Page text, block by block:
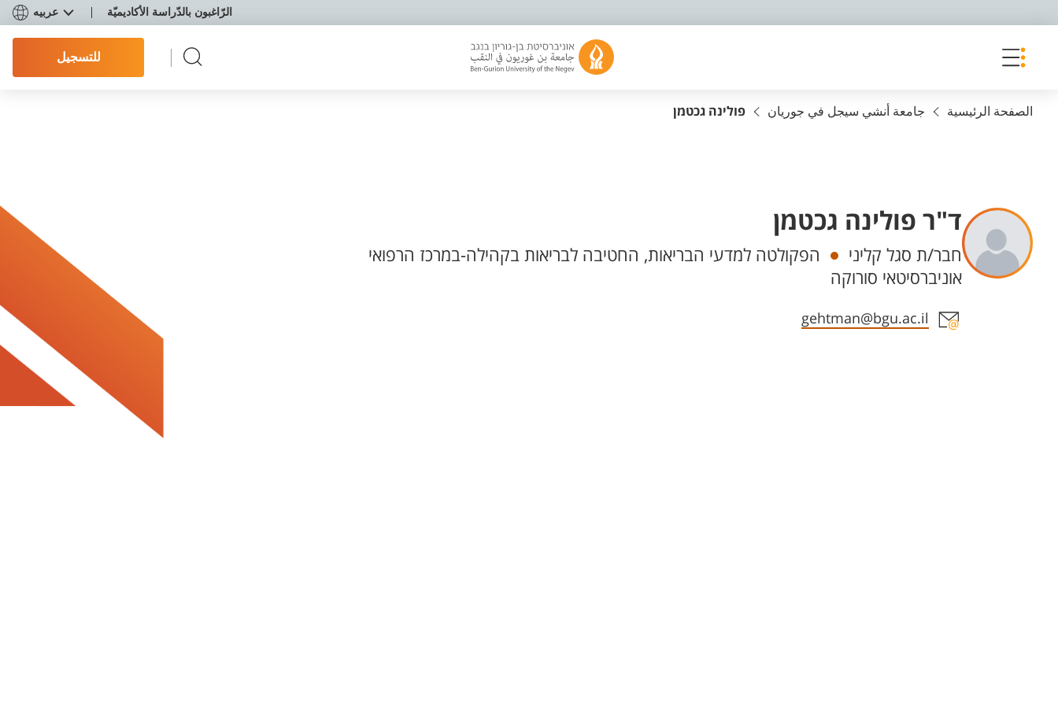
الرّاغبون بالدّراسة الأكاديميّة عربيه
للتسجيل
الصفحة الرئيسية جامعة أنشي سيجل في جوريان פולינה גכטמן
ד"ר פולינה גכטמן
Departments
חבר/ת סגל קליני
הפקולטה למדעי הבריאות, החטיבה לבריאות בקהילה-במרכז הרפואי
אוניברסיטאי סורוקה
Staff member contact section
gehtman@bgu.ac.il